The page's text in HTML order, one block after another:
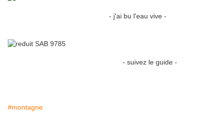
- j'ai bu l'eau vive -
- suivez le guide -
#montagne